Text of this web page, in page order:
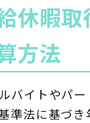
休暇
方法
バイトやパ
準法に基づ